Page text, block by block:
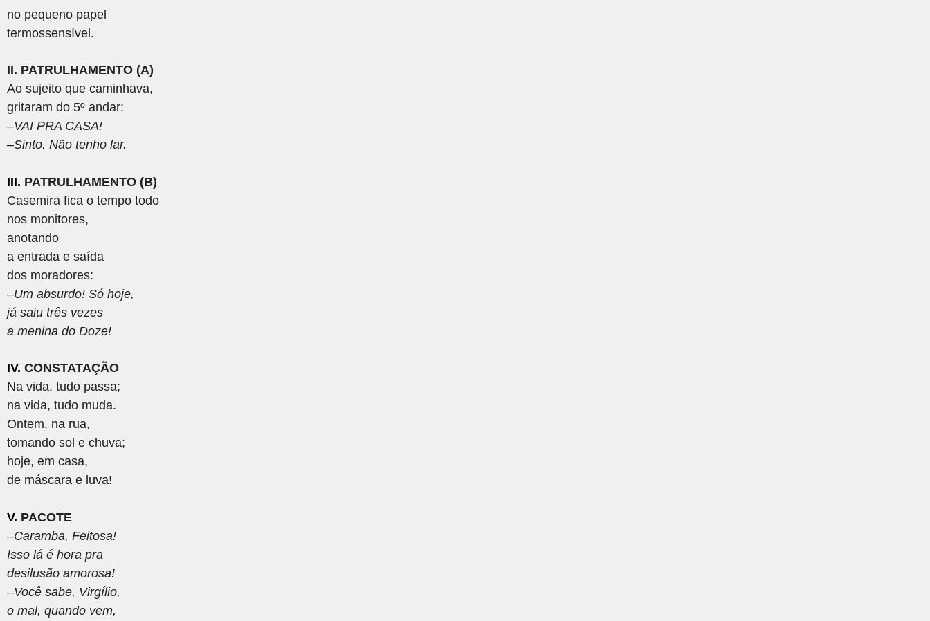
no pequeno papel
termossensível.
II. PATRULHAMENTO (A)
Ao sujeito que caminhava,
gritaram do 5º andar:
–VAI PRA CASA!
–Sinto. Não tenho lar.
III. PATRULHAMENTO (B)
Casemira fica o tempo todo
nos monitores,
anotando
a entrada e saída
dos moradores:
–Um absurdo! Só hoje,
já saiu três vezes
a menina do Doze!
IV. CONSTATAÇÃO
Na vida, tudo passa;
na vida, tudo muda.
Ontem, na rua,
tomando sol e chuva;
hoje, em casa,
de máscara e luva!
V. PACOTE
–Caramba, Feitosa!
Isso lá é hora pra
desilusão amorosa!
–Você sabe, Virgílio,
o mal, quando vem,